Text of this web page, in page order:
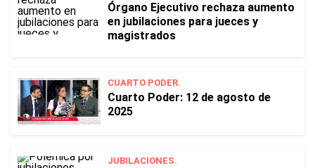
Órgano Ejecutivo rechaza aumento
en jubilaciones para jueces y
magistrados
CUARTO PODER.
Cuarto Poder: 12 de agosto de
2025
JUBILACIONES.